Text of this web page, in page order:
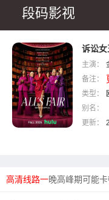
段码影视
诉讼女
主演：
备注：
类型：
别名：
更新：
高清线路一晚高峰期可能